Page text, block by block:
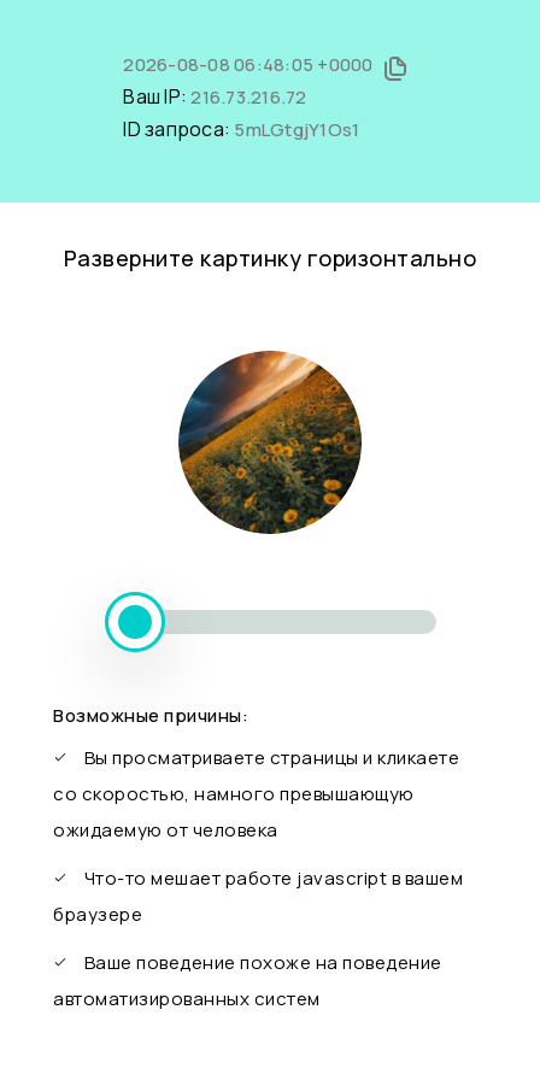
2026-08-08 06:48:05 +0000
Ваш IP:216.73.216.72
ID запроса: 5mLGtgjY1Os1
Разверните картинку горизонтально
Возможные причины:
Вы просматриваете страницы и кликаете
со скоростью, намного превышающую
ожидаемую от человека
Что-то мешает работе javascript в вашем
браузере
Ваше поведение похоже на поведение
автоматизированных систем